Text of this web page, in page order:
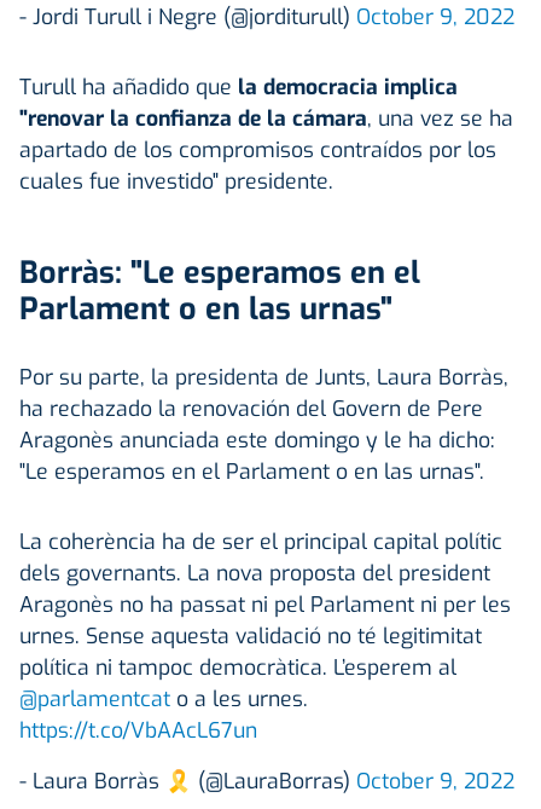
- Jordi Turull i Negre (@jorditurull) October 9, 2022
Turull ha añadido que la democracia implica
"renovar la confianza de la cámara, una vez se ha
apartado de los compromisos contraídos por los
cuales fue investido" presidente.
Borràs: "Le esperamos en el
Parlament o en las urnas"
Por su parte, la presidenta de Junts, Laura Borràs,
ha rechazado la renovación del Govern de Pere
Aragonès anunciada este domingo y le ha dicho:
"Le esperamos en el Parlament o en las urnas".
La coherència ha de ser el principal capital polític
dels governants. La nova proposta del president
Aragonès no ha passat ni pel Parlament ni per les
urnes. Sense aquesta validació no té legitimitat
política ni tampoc democràtica. L’esperem al
@parlamentcat o a les urnes.
https://t.co/VbAAcL67un
- Laura Borràs 🎗 (@LauraBorras) October 9, 2022